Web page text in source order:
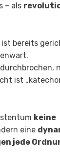
– als
ist bereits
ist
keine
eine
jede